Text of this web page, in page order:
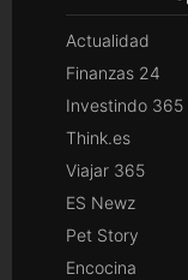
Actualidad
Finanzas 24
Investindo 365
Think.es
Viajar 365
ES Newz
Pet Story
Encocina